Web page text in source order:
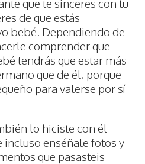
de que estás
bebé. Dependiendo de
comprender que
tendrás que estar más
que de él, porque
para valerse por sí
lo hiciste con él
incluso enséñale fotos y
que pasasteis